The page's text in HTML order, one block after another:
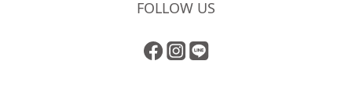
FOLLOW US